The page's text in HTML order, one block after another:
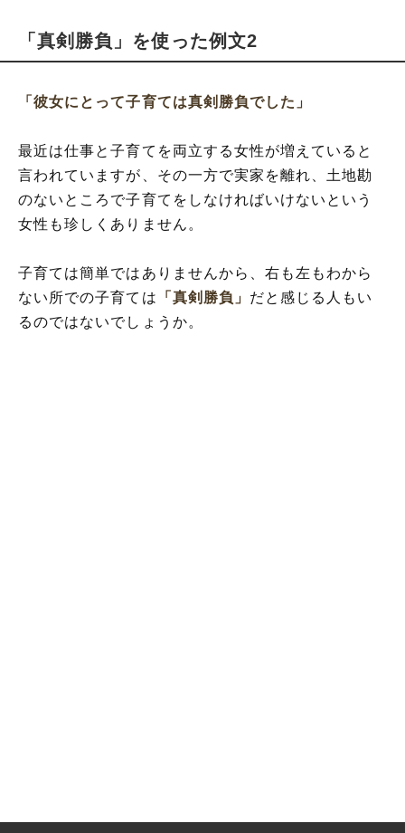
「真剣勝負」を使った例文2
「彼女にとって子育ては真剣勝負でした」
最近は仕事と子育てを両立する女性が増えていると
言われていますが、その一方で実家を離れ、土地勘
のないところで子育てをしなければいけないという
女性も珍しくありません。
子育ては簡単ではありませんから、右も左もわから
ない所での子育ては 「真剣勝負」 だと感じる人もい
るのではないでしょうか。